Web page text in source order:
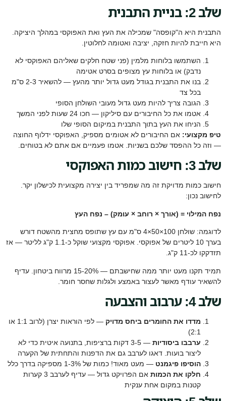
שלב 2: בניית התבנית
התבנית היא ה"קופסה" שמכילה את העץ ואת האפוקסי במהלך היציקה.
היא חייבת להיות חזקה, יציבה ואטומה לחלוטין.
השתמשו בלוחות מלמין (פני שטח חלקים שאליהם האפוקסי לא
נדבק) או בלוחות עץ מצופים בסרט אטימה
בנו את התבנית בגודל מעט גדול יותר מהעץ — להשאיר 2-3 ס"מ
בכל צד
הגובה צריך להיות מעט גדול מעובי השולחן הסופי
אטמו את כל החיבורים עם סיליקון — חכו 24 שעות לפני המשך
הניחו את העץ בתוך התבנית במיקום הסופי שלו
טיפ מקצועי: אם החיבורים לא אטומים מספיק, האפוקסי ידלוף החוצה
— וזה כל ההפסד שלכם בשניות. אטמו פעמיים אם אתם לא בטוחים.
שלב 3: חישוב כמות האפוקסי
חישוב כמות מדויקת זה מה שמפריד בין יצירה מקצועית לכישלון יקר.
לחישוב נכון:
נפח המילוי = (אורך × רוחב × עומק) – נפח העץ
לדוגמה: שולחן 100×50×4 ס"מ עם עץ שתופס מחצית מהשטח דורש
בערך 10 ליטרים של אפוקסי. אפוקסי מקצועי שוקל כ-1.1 ק"ג לליטר — אז
תזדקקו לכ-11 ק"ג.
תמיד תקנו מעט יותר ממה שחישבתם — 15-20% מרווח ביטחון. עדיף
להשאיר עודף מאשר לעצור באמצע ולגלות שחסר חומר.
שלב 4: ערבוב והצבעה
מדדו את החומרים ביחס מדויק
— לפי הוראות יצרן (לרוב 1:1 או
2:1)
ערבבו ביסודיות
— 3-5 דקות ברציפות, בתנועה איטית כדי לא
ליצור בועות. דאגו לערבב גם את הדפנות והתחתית של הקערה
הוסיפו פיגמנט — מעט מאוד! כמות של 1-3% מספיקה בדרך כלל
חלקו את הכמות
אם הפרויקט גדול — עדיף לערבב 3 קערות
קטנות במקום אחת ענקית